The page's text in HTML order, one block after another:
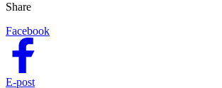
Share
Facebook
E-post